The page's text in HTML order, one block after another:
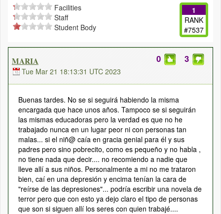
Facilities
Staff
Student Body
1
RANK
#7537
3
0
MARIA
Tue Mar 21 18:13:31 UTC 2023
Buenas tardes. No se si seguirá habiendo la misma
encargada que hace unos años. Tampoco se si seguirán
las mismas educadoras pero la verdad es que no he
trabajado nunca en un lugar peor ni con personas tan
malas... si el niñ@ caía en gracia genial para él y sus
padres pero sino pobrecito, como es pequeño y no habla ,
no tiene nada que decir.... no recomiendo a nadie que
lleve allí a sus niños. Personalmente a mi no me trataron
bien, caí en una depresión y encima tenían la cara de
"reírse de las depresiones"... podría escribir una novela de
terror pero que con esto ya dejo claro el tipo de personas
que son si siguen allí los seres con quien trabajé....